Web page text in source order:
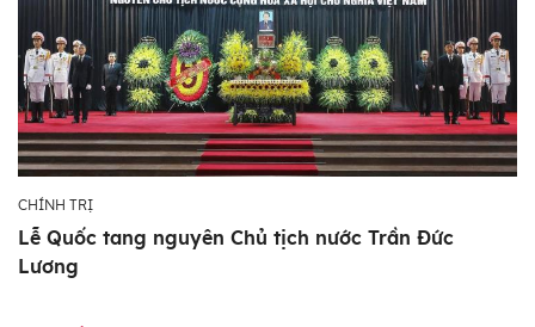
CHÍNH TRỊ
Lễ Quốc tang nguyên Chủ tịch nước Trần Đức
Lương